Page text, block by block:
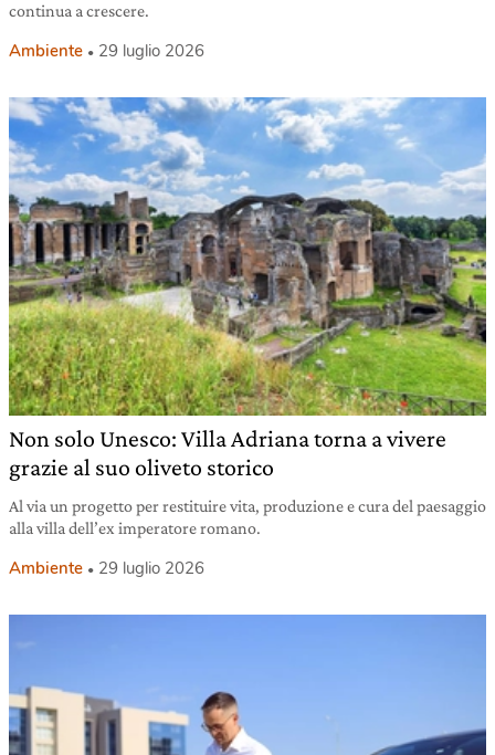
continua a crescere.
Ambiente 29 luglio 2026
Non solo Unesco: Villa Adriana torna a vivere
grazie al suo oliveto storico
Al via un progetto per restituire vita, produzione e cura del paesaggio
alla villa dell’ex imperatore romano.
Ambiente 29 luglio 2026